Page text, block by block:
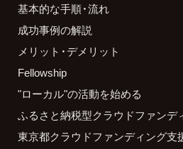
基本的な手順・流れ
成功事例の解説
メリット・デメリット
Fellowship
"ローカル"の活動を始める
ふるさと納税型クラウドファンデ
東京都クラウドファンディング支